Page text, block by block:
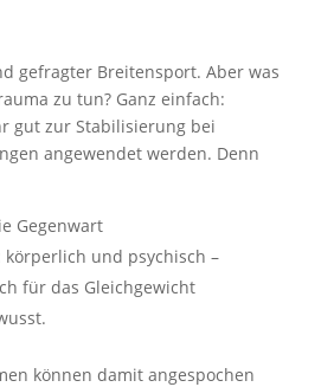
gefragter Breitensport. Aber was
zu tun? Ganz einfach:
gut zur Stabilisierung bei
angewendet werden. Denn
Gegenwart
und psychisch –
für das Gleichgewicht
können damit angespochen